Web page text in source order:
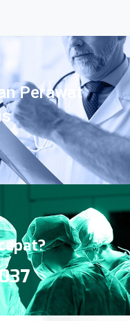
Perawat